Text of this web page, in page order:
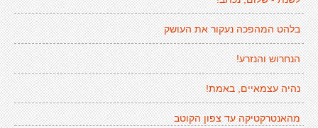
בלהט המהפכה נעקור את העושק
הנחרוש והנזרע!
נהיה עצמאיים, באמת!
מהאנטרקטיקה עד צפון הקוטב